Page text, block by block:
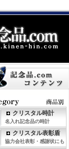
クリスタル時計
名入れ記念品の時計
クリスタル表彰盾
協力会社表彰・感謝状にも